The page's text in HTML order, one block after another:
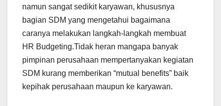
namun sangat sedikit karyawan, khususnya
bagian SDM yang mengetahui bagaimana
caranya melakukan langkah-langkah membuat
HR Budgeting.Tidak heran mangapa banyak
pimpinan perusahaan mempertanyakan kegiatan
SDM kurang memberikan “mutual benefits” baik
kepihak perusahaan maupun ke karyawan.